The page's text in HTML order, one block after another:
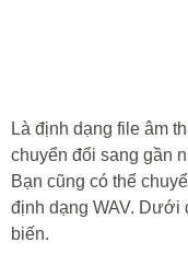
Là định dạng file âm
chuyển đổi sang gần
Bạn cũng có thể
định dạng WAV. Dưới
biến.